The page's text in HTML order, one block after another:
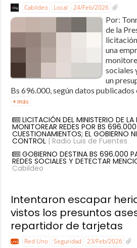
Cabildeo Local 24/Feb/2026
Por:
de la
una
sociales
un
Bs 696.000, según datos publicados
+ más
LICITACIÓN DEL MINISTERIO DE LA
MONITOREAR REDES POR BS
CUESTIONAMIENTOS; EL GOBIERNO
CONTROL| Radio Luis de Fuentes
GOBIERNO DESTINA BS 696.000
REDES SOCIALES Y DETECTAR
Cabildeo
Intentaron escapar
vistos los presuntos
repartidor de tarjetas
Red Uno Seguridad 23/Feb/2026